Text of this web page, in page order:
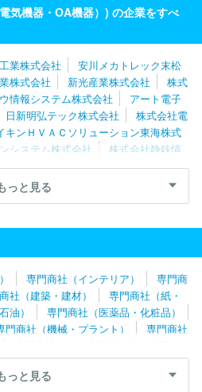
ソニービジネスソリューション株式
気機器・OA機器）) の企業をすべ
業株式会社
安川メカトレック末松
株式会社 新光産業株式会社
株式
情報システム株式会社
アート電子
日新明弘テック株式会社
株式会社電
キンＨＶＡＣソリューション東海株式
システム株式会社
株式会社静鉄情
教育産業株式会社
日本メディア
花エレテック
オムロンヘルスケア
萬世電機株式会社
ブラザー販売株式
会社 美和電気工業株式会社
プラ
式会社
日発販売株式会社
株式
ニカ サン電子株式会社
荏原実業
東亜電気工業株式会社
株式会社ルー
ィスオートメーション
っと見る
専門商社（インテリア）
専門商
社（建築・建材）
専門商社（紙・
油）
専門商社（医薬品・化粧品）
門商社（機械・プラント）
専門商社
専門商社（自動車関連・輸送用機
専門商社（文具・事務用品・日用
ジャー用品） 専門商社（その他）
っと見る